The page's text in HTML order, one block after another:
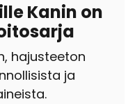
Kanin on
hajusteeton
ja